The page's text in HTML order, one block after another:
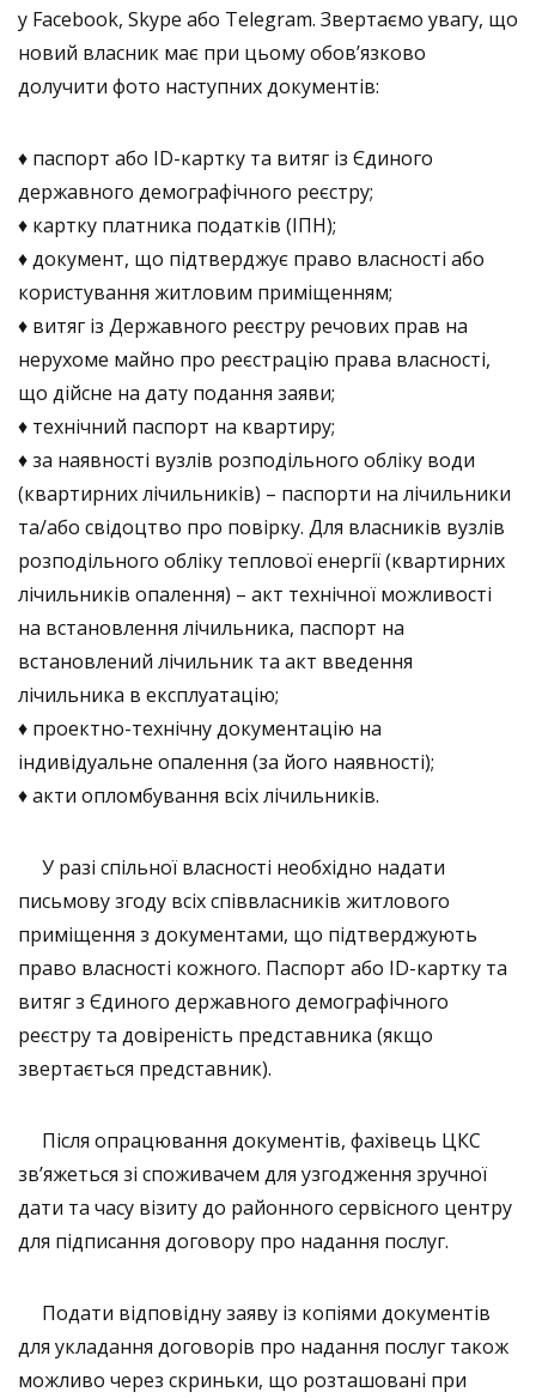
у Facebook, Skype або Telegram. Звертаємо увагу, що
новий власник має при цьому обов’язково
долучити фото наступних документів:
♦ паспорт або ID-картку та витяг із Єдиного
державного демографічного реєстру;
♦ картку платника податків (ІПН);
♦ документ, що підтверджує право власності або
користування житловим приміщенням;
♦ витяг із Державного реєстру речових прав на
нерухоме майно про реєстрацію права власності,
що дійсне на дату подання заяви;
♦ технічний паспорт на квартиру;
♦ за наявності вузлів розподільного обліку води
(квартирних лічильників) – паспорти на лічильники
та/або свідоцтво про повірку. Для власників вузлів
розподільного обліку теплової енергії (квартирних
лічильників опалення) – акт технічної можливості
на встановлення лічильника, паспорт на
встановлений лічильник та акт введення
лічильника в експлуатацію;
♦ проектно-технічну документацію на
індивідуальне опалення (за його наявності);
♦ акти опломбування всіх лічильників.
У разі спільної власності необхідно надати
письмову згоду всіх співвласників житлового
приміщення з документами, що підтверджують
право власності кожного. Паспорт або ID-картку та
витяг з Єдиного державного демографічного
реєстру та довіреність представника (якщо
звертається представник).
Після опрацювання документів, фахівець ЦКС
зв’яжеться зі споживачем для узгодження зручної
дати та часу візиту до районного сервісного центру
для підписання договору про надання послуг.
Подати відповідну заяву із копіями документів
для укладання договорів про надання послуг також
можливо через скриньки, що розташовані при